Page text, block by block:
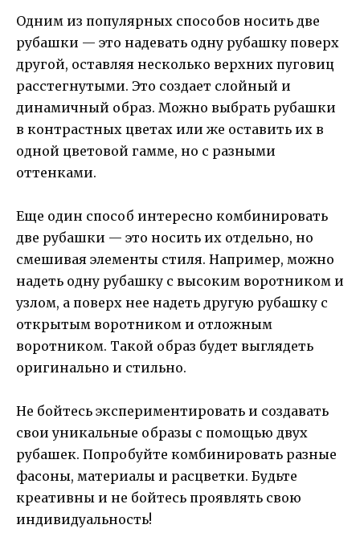
Одним из популярных способов носить две
рубашки — это надевать одну рубашку поверх
другой, оставляя несколько верхних пуговиц
расстегнутыми. Это создает слойный и
динамичный образ. Можно выбрать рубашки
в контрастных цветах или же оставить их в
одной цветовой гамме, но с разными
оттенками.
Еще один способ интересно комбинировать
две рубашки — это носить их отдельно, но
смешивая элементы стиля. Например, можно
надеть одну рубашку с высоким воротником и
узлом, а поверх нее надеть другую рубашку с
открытым воротником и отложным
воротником. Такой образ будет выглядеть
оригинально и стильно.
Не бойтесь экспериментировать и создавать
свои уникальные образы с помощью двух
рубашек. Попробуйте комбинировать разные
фасоны, материалы и расцветки. Будьте
креативны и не бойтесь проявлять свою
индивидуальность!